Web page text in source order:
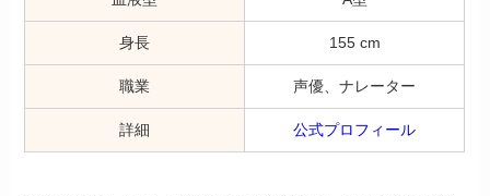
身長 155 cm
職業 声優、ナレーター
詳細 公式プロフィール